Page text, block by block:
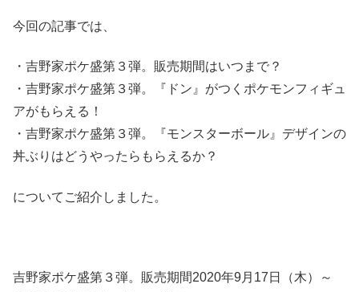
今回の記事では、
・吉野家ポケ盛第３弾。販売期間はいつまで？
・吉野家ポケ盛第３弾。『ドン』がつくポケモンフィギュ
アがもらえる！
・吉野家ポケ盛第３弾。『モンスターボール』デザインの
丼ぶりはどうやったらもらえるか？
についてご紹介しました。
吉野家ポケ盛第３弾。販売期間2020年9月17日（木）～